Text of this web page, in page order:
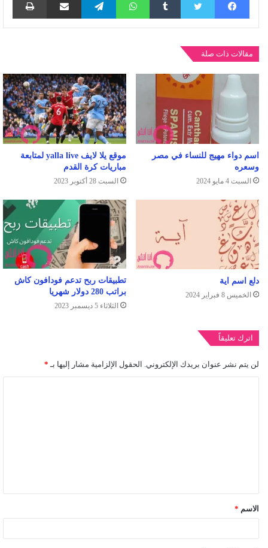
مقالات ذات صلة
اسم دواء مهيج للنساء في مصر
وسعره
السبت 4 مايو 2024
موقع يلا لايف yalla live لمتابعة
مباريات كرة القدم
السبت 28 أكتوبر 2023
دلع اسم اية
الخميس 8 فبراير 2024
تطبيقات ربح تدعم فودافون كاش
براتب 280 دولار شهريا
الثلاثاء 5 ديسمبر 2023
اترك تعليقاً
لن يتم نشر عنوان بريدك الإلكتروني. الحقول الإلزامية مشار إليها بـ *
ق
*الاسم *